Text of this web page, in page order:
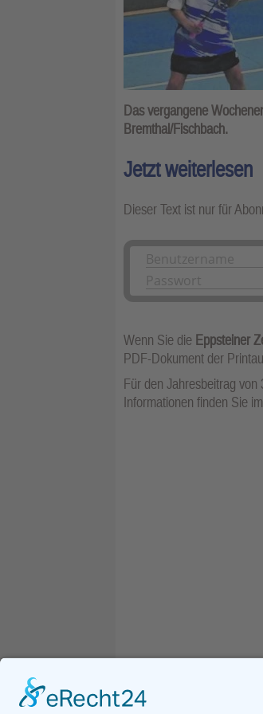
Das vergangene
Bremthal/Fischbach.
Jetzt weiterlesen
Dieser Text ist nur für
Wenn Sie die Eppsteiner
PDF-Dokument der
Für den Jahresbeitrag
Informationen finden Sie im